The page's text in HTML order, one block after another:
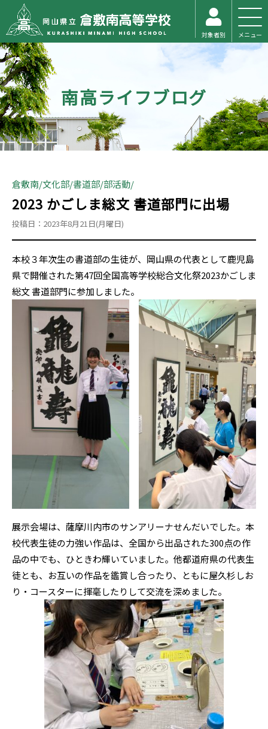
対象者別 メニュー
南高ライフブログ
倉敷南 文化部 書道部 部活動
2023 かごしま総文 書道部門に出場
投稿日：2023年8月21日(月曜日)
本校３年次生の書道部の生徒が、岡山県の代表として鹿児島
県で開催された第47回全国高等学校総合文化祭2023かごしま
総文 書道部門に参加しました。
展示会場は、薩摩川内市のサンアリーナせんだいでした。本
校代表生徒の力強い作品は、全国から出品された300点の作
品の中でも、ひときわ輝いていました。他都道府県の代表生
徒とも、お互いの作品を鑑賞し合ったり、ともに屋久杉しお
り・コースターに揮毫したりして交流を深めました。